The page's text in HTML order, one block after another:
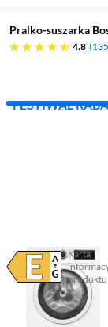
Pralko-suszarka
4.8
4.8 gwiazdek
FESTIWAL
Karta
produktu
Plik w
(otworzy
Wymiary (GxSxW) 59 x
84,8 cm
Klasa energetyczna